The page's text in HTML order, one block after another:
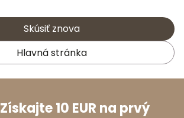
Skúsiť znova
Hlavná stránka
Získajte 10 EUR na prvý